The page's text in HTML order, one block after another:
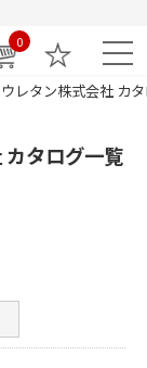
0
レタン株式会社 カ
タログ一覧